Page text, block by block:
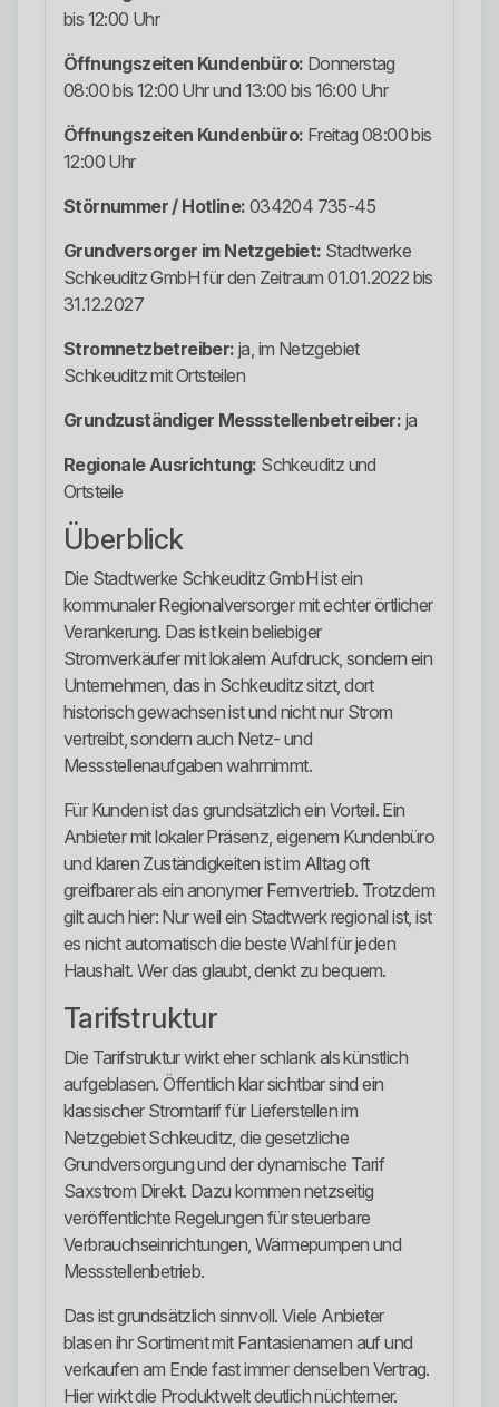
bis 12:00 Uhr
Öffnungszeiten Kundenbüro: Donnerstag
08:00 bis 12:00 Uhr und 13:00 bis 16:00 Uhr
Öffnungszeiten Kundenbüro: Freitag 08:00 bis
12:00 Uhr
Störnummer / Hotline: 034204 735-45
Grundversorger im Netzgebiet: Stadtwerke
Schkeuditz GmbH für den Zeitraum 01.01.2022 bis
31.12.2027
Stromnetzbetreiber: ja, im Netzgebiet
Schkeuditz mit Ortsteilen
Grundzuständiger Messstellenbetreiber: ja
Regionale Ausrichtung: Schkeuditz und
Ortsteile
Überblick
Die Stadtwerke Schkeuditz GmbH ist ein
kommunaler Regionalversorger mit echter örtlicher
Verankerung. Das ist kein beliebiger
Stromverkäufer mit lokalem Aufdruck, sondern ein
Unternehmen, das in Schkeuditz sitzt, dort
historisch gewachsen ist und nicht nur Strom
vertreibt, sondern auch Netz- und
Messstellenaufgaben wahrnimmt.
Für Kunden ist das grundsätzlich ein Vorteil. Ein
Anbieter mit lokaler Präsenz, eigenem Kundenbüro
und klaren Zuständigkeiten ist im Alltag oft
greifbarer als ein anonymer Fernvertrieb. Trotzdem
gilt auch hier: Nur weil ein Stadtwerk regional ist, ist
es nicht automatisch die beste Wahl für jeden
Haushalt. Wer das glaubt, denkt zu bequem.
Tarifstruktur
Die Tarifstruktur wirkt eher schlank als künstlich
aufgeblasen. Öffentlich klar sichtbar sind ein
klassischer Stromtarif für Lieferstellen im
Netzgebiet Schkeuditz, die gesetzliche
Grundversorgung und der dynamische Tarif
Saxstrom Direkt. Dazu kommen netzseitig
veröffentlichte Regelungen für steuerbare
Verbrauchseinrichtungen, Wärmepumpen und
Messstellenbetrieb.
Das ist grundsätzlich sinnvoll. Viele Anbieter
blasen ihr Sortiment mit Fantasienamen auf und
verkaufen am Ende fast immer denselben Vertrag.
Hier wirkt die Produktwelt deutlich nüchterner.